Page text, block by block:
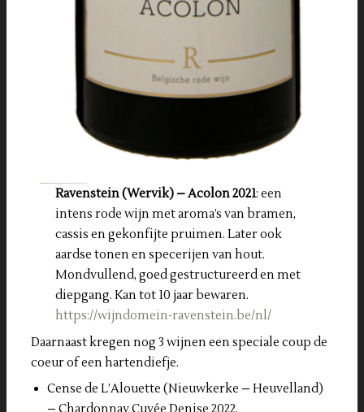
Ravenstein (Wervik) – Acolon 2021: een
intens rode wijn met aroma’s van bramen,
cassis en gekonfijte pruimen. Later ook
aardse tonen en specerijen van hout.
Mondvullend, goed gestructureerd en met
diepgang. Kan tot 10 jaar bewaren.
https://wijndomein-ravenstein.be/nl/
Daarnaast kregen nog 3 wijnen een speciale coup de
coeur of een hartendiefje.
Cense de L’Alouette (Nieuwkerke – Heuvelland)